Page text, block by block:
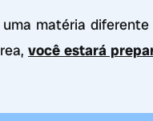
matéria
você estará